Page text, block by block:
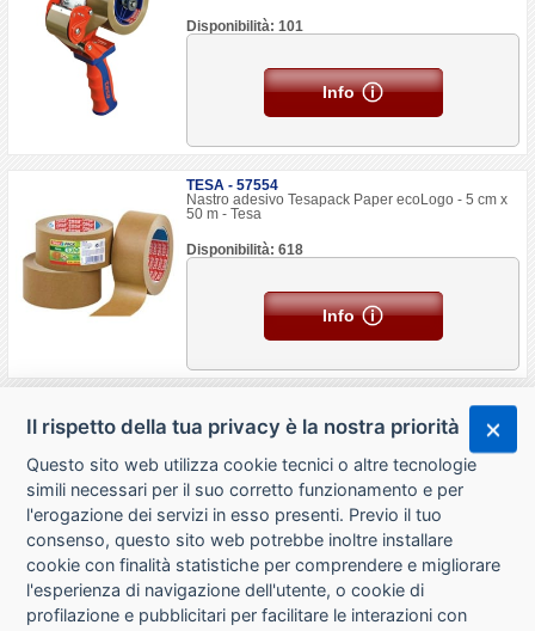
Disponibilità: 101
Info
TESA - 57554
Nastro adesivo Tesapack Paper ecoLogo - 5 cm x
50 m - Tesa
Disponibilità: 618
Info
CHI SIAMO
Il rispetto della tua privacy è la nostra priorità
Questo sito web utilizza cookie tecnici o altre tecnologie
simili necessari per il suo corretto funzionamento e per
l'erogazione dei servizi in esso presenti. Previo il tuo
consenso, questo sito web potrebbe inoltre installare
cookie con finalità statistiche per comprendere e migliorare
l'esperienza di navigazione dell'utente, o cookie di
profilazione e pubblicitari per facilitare le interazioni con